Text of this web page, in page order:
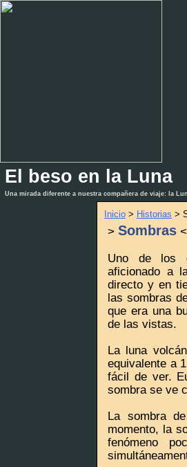
El beso en la Luna
Una mirada diferente a nuestra compañera de viaje: la
Inicio > Historias >
> Sombras <
Uno de los
aficionado a
directo y en
las sombras
que era una
de las vistas.
La luna
equivalente a
fácil de ver.
sombra se ve
La sombra
momento, la
fenómeno